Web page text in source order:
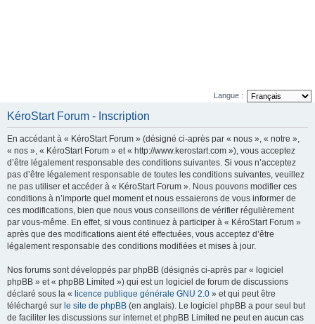
Langue :
KéroStart Forum - Inscription
En accédant à « KéroStart Forum » (désigné ci-après par « nous », « notre »,
« nos », « KéroStart Forum » et « http://www.kerostart.com »), vous acceptez
d’être légalement responsable des conditions suivantes. Si vous n’acceptez
pas d’être légalement responsable de toutes les conditions suivantes, veuillez
ne pas utiliser et accéder à « KéroStart Forum ». Nous pouvons modifier ces
conditions à n’importe quel moment et nous essaierons de vous informer de
ces modifications, bien que nous vous conseillons de vérifier régulièrement
par vous-même. En effet, si vous continuez à participer à « KéroStart Forum »
après que des modifications aient été effectuées, vous acceptez d’être
légalement responsable des conditions modifiées et mises à jour.
Nos forums sont développés par phpBB (désignés ci-après par « logiciel
phpBB » et « phpBB Limited ») qui est un logiciel de forum de discussions
déclaré sous la « licence publique générale GNU 2.0 » et qui peut être
téléchargé sur le site de phpBB (en anglais). Le logiciel phpBB a pour seul but
de faciliter les discussions sur internet et phpBB Limited ne peut en aucun cas